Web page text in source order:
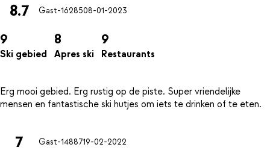
8.7 Gast-1628508-01-2023
9
Ski gebied
8
Apres ski
9
Restaurants
Erg mooi gebied. Erg rustig op de piste. Super vriendelijke
7 Gast-1488719-02-2022